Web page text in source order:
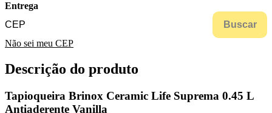
Entrega
Buscar
Não sei meu CEP
Descrição do produto
Tapioqueira Brinox Ceramic Life Suprema 0.45 L
Antiaderente Vanilla